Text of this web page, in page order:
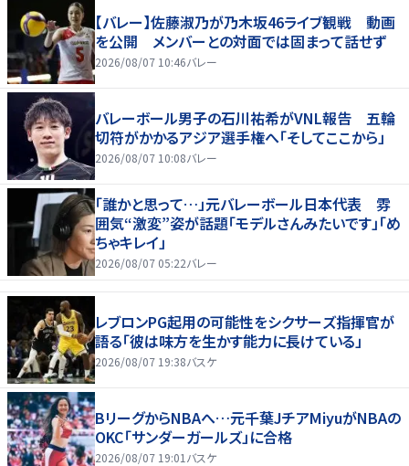
【バレー】佐藤淑乃が乃木坂46ライブ観戦 動画
を公開 メンバーとの対面では固まって話せず
2026/08/07 10:46バレー
バレーボール男子の石川祐希がVNL報告 五輪
切符がかかるアジア選手権へ「そしてここから」
2026/08/07 10:08バレー
「誰かと思って…」元バレーボール日本代表 雰
囲気“激変”姿が話題「モデルさんみたいです」「め
ちゃキレイ」
2026/08/07 05:22バレー
レブロンPG起用の可能性をシクサーズ指揮官が
語る「彼は味方を生かす能力に長けている」
2026/08/07 19:38バスケ
BリーグからNBAへ…元千葉JチアMiyuがNBAの
OKC「サンダーガールズ」に合格
2026/08/07 19:01 バスケ